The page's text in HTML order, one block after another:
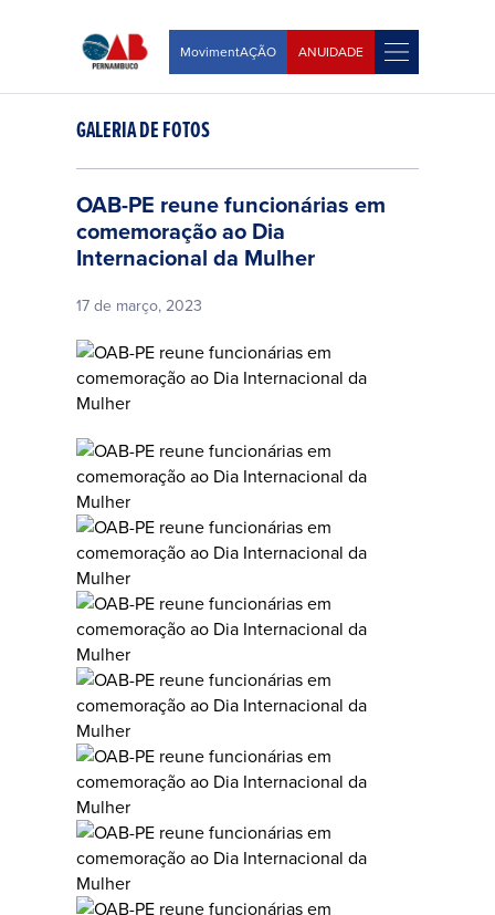
MovimentAÇÃO ANUIDADE
GALERIA DE FOTOS
OAB-PE reune funcionárias em
comemoração ao Dia
Internacional da Mulher
17 de março, 2023